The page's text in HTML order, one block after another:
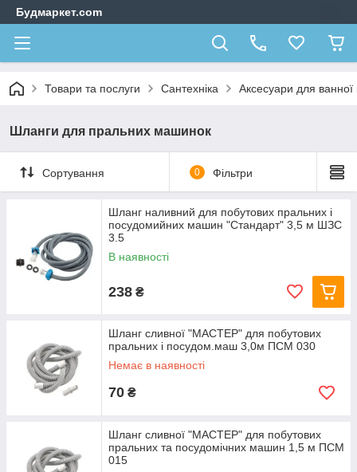
Будмаркет.com
Товари та послуги Сантехніка Аксесуари для ванної
Шланги для пральних машинок
Сортування 0 Фільтри
Шланг наливний для побутових пральних і
посудомийних машин "Стандарт" 3,5 м ШЗС
3.5
В наявності
238 ₴
Шланг сливної "МАСТЕР" для побутових
пральних і посудом.маш 3,0м ПСМ 030
Немає в наявності
70 ₴
Шланг сливної "МАСТЕР" для побутових
пральних та посудомічних машин 1,5 м ПСМ
015